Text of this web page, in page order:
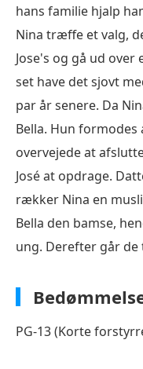
hans familie hjalp
Nina træffe et valg,
Jose's og gå ud
set have det sjovt
par år senere. Da
Bella. Hun
overvejede at
José at opdrage.
rækker Nina en
Bella den bamse,
ung. Derefter går
PG-13 (Korte